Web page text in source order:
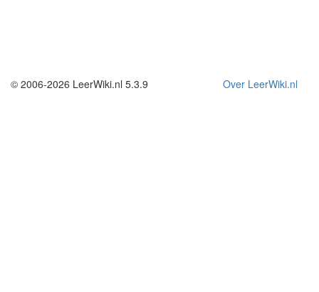
Over LeerWiki.nl
© 2006-2026 LeerWiki.nl 5.3.9